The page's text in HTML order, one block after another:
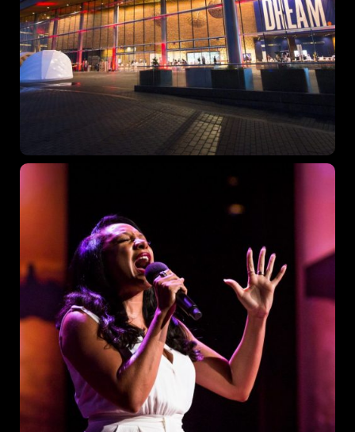
Topics
BusinessEngineeringGrowthPlatform
When
Sunday to Wednesday
December 23 to 26, 2022
467 Davidson ave
Los Angeles CA 95716
Get directions